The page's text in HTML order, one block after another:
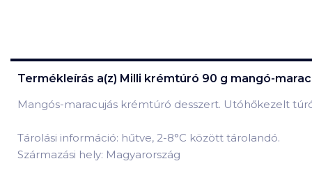
Termékleírás a(z) Milli krémtúró 90 g mangó-
Mangós-maracujás krémtúró desszert. Utóhőkezelt
Tárolási információ: hűtve, 2-8°C között tárolandó.
Származási hely: Magyarország